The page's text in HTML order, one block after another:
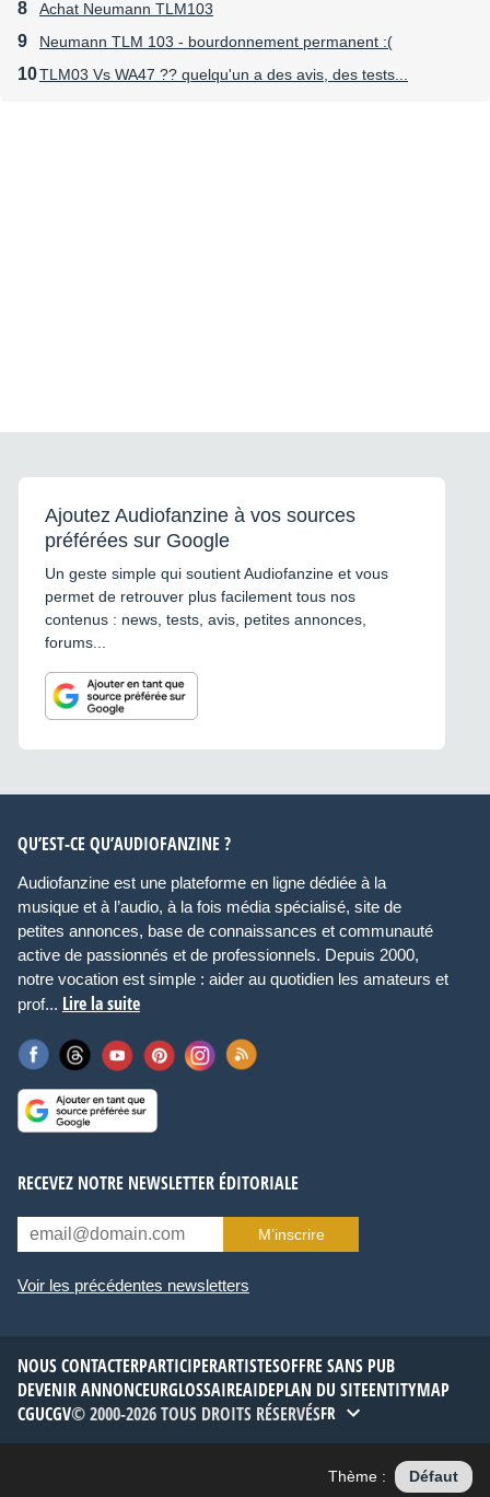
Achat Neumann TLM103
Neumann TLM 103 - bourdonnement permanent :(
TLM03 Vs WA47 ?? quelqu'un a des avis, des tests...
Ajoutez Audiofanzine à vos sources
préférées sur Google
Un geste simple qui soutient Audiofanzine et vous
permet de retrouver plus facilement tous nos
contenus : news, tests, avis, petites annonces,
forums...
QU’EST-CE QU’AUDIOFANZINE ?
Audiofanzine est une plateforme en ligne dédiée à la
musique et à l’audio, à la fois média spécialisé, site de
petites annonces, base de connaissances et communauté
active de passionnés et de professionnels. Depuis 2000,
notre vocation est simple : aider au quotidien les amateurs et
prof... Lire la suite
RECEVEZ NOTRE NEWSLETTER ÉDITORIALE
M’inscrire
Voir les précédentes newsletters
NOUS CONTACTERPARTICIPERARTISTESOFFRE SANS PUB
DEVENIR ANNONCEURGLOSSAIREAIDEPLAN DU SITEENTITYMAP
CGUCGV© 2000-2026 TOUS DROITS RÉSERVÉSFR
Thème : Défaut